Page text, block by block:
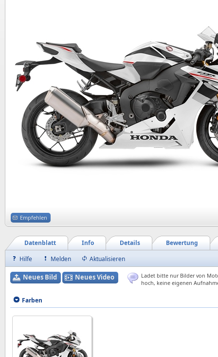
Empfehlen
Bewertung
Details
Info
Datenblatt
Hilfe
Melden Aktualisieren
Neues Bild Neues Video
Ladet bitte nur Bilder von
hoch, keine eigenen
Farben